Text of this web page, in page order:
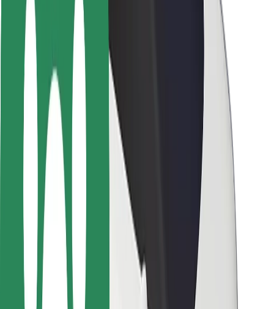
Segurança dos motoristas
Segurança das trotinetes
Safety Lab
Cidades
Localizações
Soluções para as cidades
Aeroportos
Estações de carregamento da Bolt
Ajuda
Para passageiros
Para motoristas
Para estafetas
Bolt Food
Para gestores de frota